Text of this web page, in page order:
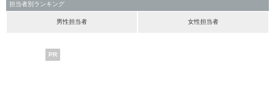
担当者別ランキング
男性担当者 女性担当者
PR